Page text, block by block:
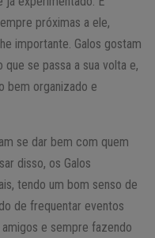
próximas a ele,
importante. Galos gostam
se passa a sua volta e,
bem organizado e
se dar bem com quem
disso, os Galos
tendo um bom senso de
de frequentar eventos
e sempre fazendo